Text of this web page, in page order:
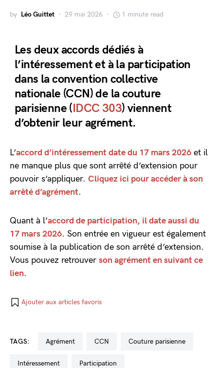
by Léo Guittet 29 mai 2026 1 minute read
Les deux accords dédiés à
l’intéressement et à la participation
dans la convention collective
nationale (CCN) de la couture
parisienne (IDCC 303) viennent
d’obtenir leur agrément.
L’accord d’intéressement date du 17 mars 2026 et il
ne manque plus que sont arrêté d’extension pour
pouvoir s’appliquer. Cliquez ici pour accéder à son
arrêté d’agrément.
Quant à l’accord de participation, il date aussi du
17 mars 2026. Son entrée en vigueur est également
soumise à la publication de son arrêté d’extension.
Vous pouvez retrouver son agrément en suivant ce
lien.
Ajouter aux articles favoris
TAGS: agrément CCN couture parisienne
intéressement participation